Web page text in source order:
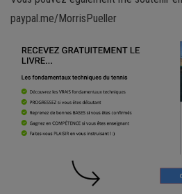
paypal.me/MorrisPueller